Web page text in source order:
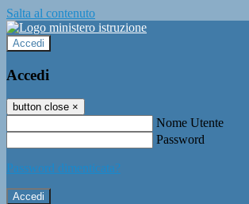
Salta al contenuto
Accedi
Accedi
button close ×
Nome Utente
Password
Password dimenticata?